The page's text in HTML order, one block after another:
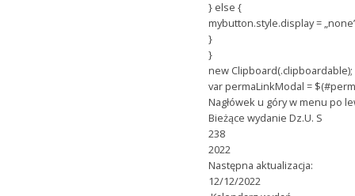
} else {
mybutton.style.display =
}
}
new Clipboard(.clipboardable);
var permaLinkModal =
Nagłówek u góry w menu po
Bieżące wydanie Dz.U. S
238
2022
Następna aktualizacja:
12/12/2022